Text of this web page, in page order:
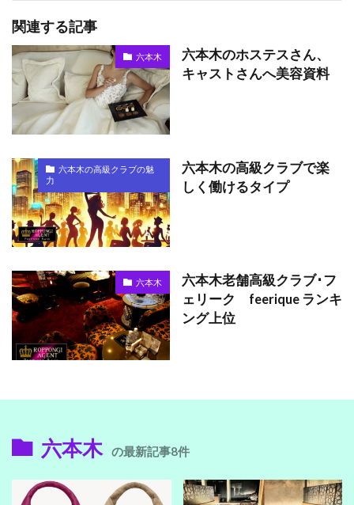
関連する記事
六本木
六本木のホステスさん、
キャストさんへ美容資料
六本木の高級クラブの魅
力
六本木の高級クラブで楽
しく働けるタイプ
六本木
六本木老舗高級クラブ･フ
ェリーク feerique ランキ
ング上位
六本木 の最新記事8件